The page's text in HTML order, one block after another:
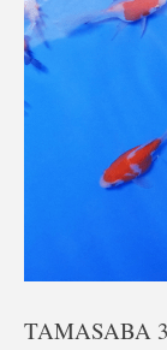
TAMASABA